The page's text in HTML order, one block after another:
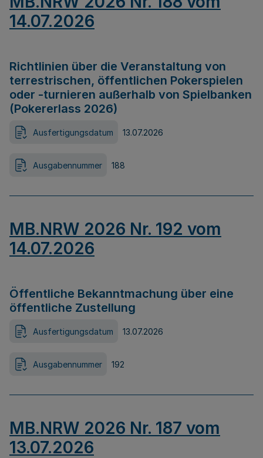
14.07.2026
Richtlinien über die Veranstaltung von
terrestrischen, öffentlichen Pokerspielen
oder -turnieren außerhalb von Spielbanken
(Pokererlass 2026)
Ausfertigungsdatum 13.07.2026
Ausgabennummer 188
MB.NRW 2026 Nr. 192 vom
14.07.2026
Öffentliche Bekanntmachung über eine
öffentliche Zustellung
Ausfertigungsdatum 13.07.2026
Ausgabennummer 192
MB.NRW 2026 Nr. 187 vom
13.07.2026